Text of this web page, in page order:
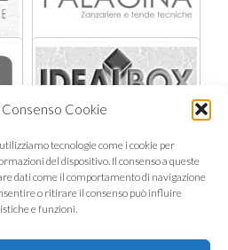
Cookie
tecnologie come i cookie per
del dispositivo. Il consenso a queste
dati come il comportamento di navigazione
o ritirare il consenso può influire
e funzioni.